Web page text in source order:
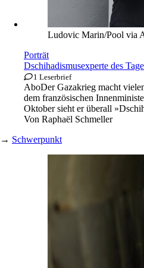
Ludovic Marin/Pool via
Porträt
Dschihadismusexperte des
1 Leserbrief
AboDer Gazakrieg macht
dem französischen
Oktober sieht er überall
Von Raphaël Schmeller
→ Schwerpunkt